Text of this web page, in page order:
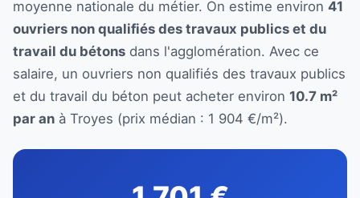
moyenne nationale du métier. On estime environ 41
ouvriers non qualifiés des travaux publics et du
travail du bétons dans l'agglomération. Avec ce
salaire, un ouvriers non qualifiés des travaux publics
et du travail du béton peut acheter environ 10.7 m²
par an à Troyes (prix médian : 1 904 €/m²).